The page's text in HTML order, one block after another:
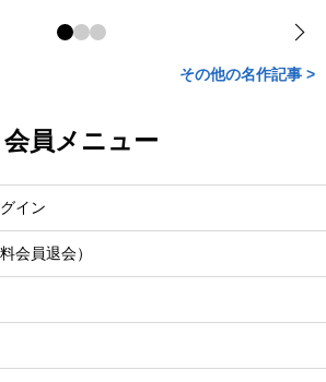
その他の名作記事 >
会員メニュー
イン
会員退会）